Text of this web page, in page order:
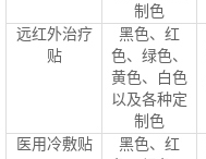
制色
远红外治疗
贴
黑色、红
色、绿色、
黄色、白色
以及各种定
制色
医用冷敷贴
黑色、红